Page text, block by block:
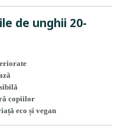
de unghii 20-
copiilor
eco și vegan